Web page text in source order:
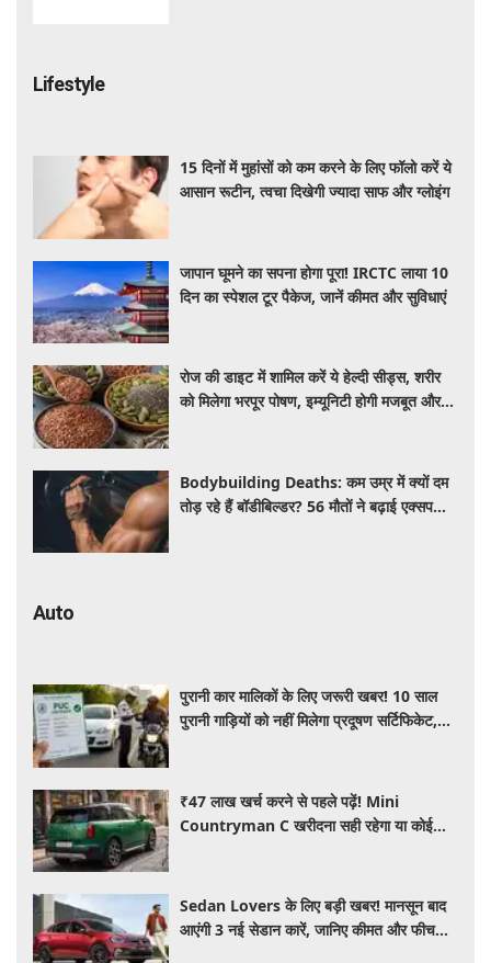
Lifestyle
15 दिनों में मुहांसों को कम करने के लिए फॉलो करें ये
आसान रूटीन, त्वचा दिखेगी ज्यादा साफ और ग्लोइंग
जापान घूमने का सपना होगा पूरा! IRCTC लाया 10
दिन का स्पेशल टूर पैकेज, जानें कीमत और सुविधाएं
रोज की डाइट में शामिल करें ये हेल्दी सीड्स, शरीर
को मिलेगा भरपूर पोषण, इम्यूनिटी होगी मजबूत और
Bodybuilding Deaths: कम उम्र में क्यों दम
तोड़ रहे हैं बॉडीबिल्डर? 56 मौतों ने बढ़ाई एक्सपर्ट्स
Auto
पुरानी कार मालिकों के लिए जरूरी खबर! 10 साल
पुरानी गाड़ियों को नहीं मिलेगा प्रदूषण सर्टिफिकेट,
₹47 लाख खर्च करने से पहले पढ़ें! Mini
Countryman C खरीदना सही रहेगा या कोई
Sedan Lovers के लिए बड़ी खबर! मानसून बाद
आएंगी 3 नई सेडान कारें, जानिए कीमत और फीचर्स